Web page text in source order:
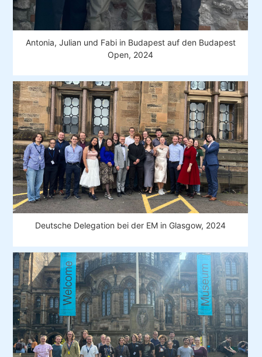
Antonia, Julian und Fabi in Budapest auf den Budapest
Open, 2024
Deutsche Delegation bei der EM in Glasgow, 2024